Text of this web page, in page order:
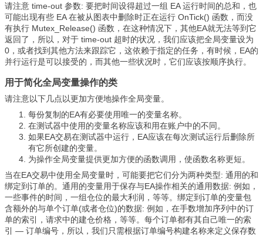
请注意 time-out 参数: 要把时间设得超过一组 EA 运行时间的总和，也
可能出现有些 EA 在被从图表中删除时正在运行 OnTick() 函数，而没
有执行 Mutex_Release() 函数，在这种情况下，其他EA就无法等到它
返回了，所以，对于 time-out 超时的状况，我们应该把全局变量设为
0，或者找到其他方法来跟踪它，这依赖于指定的任务，有时候，EA的
并行运行是可以接受的，而其他一些状况时，它们应该按顺序执行。
用于简化全局变量操作的类
请注意以下几点以更加方便地操作全局变量。
每份复制的EA有必要使用唯一的变量名称。
在测试器中使用的变量名称应该和用在账户中的不同。
如果EA交易在测试器中运行，EA应该在每次测试运行后删除所
有它所创建的变量。
为操作全局变量提供更加方便的函数调用，使函数名称更短。
当在EA交易中使用全局变量时，可能要把它们分为两种类型: 通用的和
绑定到订单的。通用的变量用于保存与EA操作相关的通用数据: 例如，
一些事件的时间，一组仓位的最大利润，等等。绑定到订单的变量包
含额外的与单个订单(或者仓位)的数据: 例如，在手数增加序列中的订
单的索引，请求中的建仓价格，等等。每个订单都有其自己唯一的索
引 — 订单编号，所以，我们只需根据订单编号构建名称来定义保存数